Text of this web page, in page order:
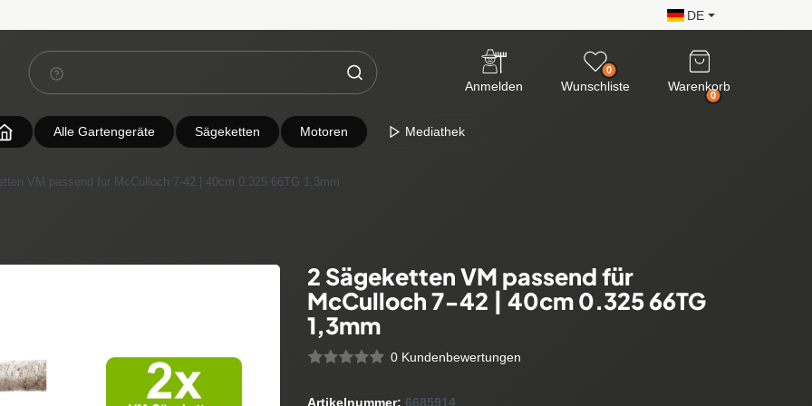
DE
Anmelden
0
Wunschliste
0
Warenkorb
Alle Gartengeräte Sägeketten Motoren Mediathek
VM passend für McCulloch 7-42 | 40cm 0.325 66TG 1,3mm
2 Sägeketten VM passend für
McCulloch 7-42 | 40cm 0.325 66TG
1,3mm
0 Kundenbewertungen
Artikelnummer: 6685914